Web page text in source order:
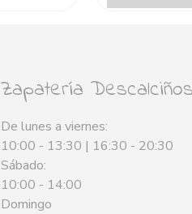
Zapatería
De lunes a viernes:
10:00 - 13:30 | 16:30 - 20:30
Sábado:
10:00 - 14:00
Domingo